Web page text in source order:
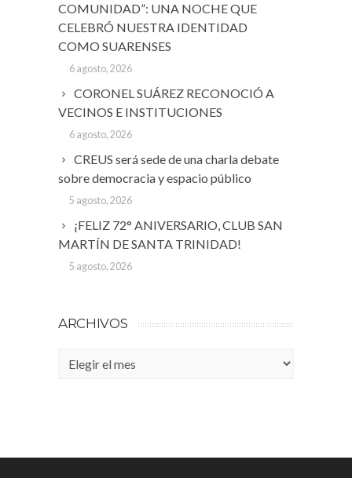
COMUNIDAD”: UNA NOCHE QUE
CELEBRÓ NUESTRA IDENTIDAD
COMO SUARENSES
6 agosto, 2026
CORONEL SUÁREZ RECONOCIÓ A
VECINOS E INSTITUCIONES
6 agosto, 2026
CREUS será sede de una charla debate
sobre democracia y espacio público
5 agosto, 2026
¡FELIZ 72° ANIVERSARIO, CLUB SAN
MARTÍN DE SANTA TRINIDAD!
5 agosto, 2026
ARCHIVOS
Archivos